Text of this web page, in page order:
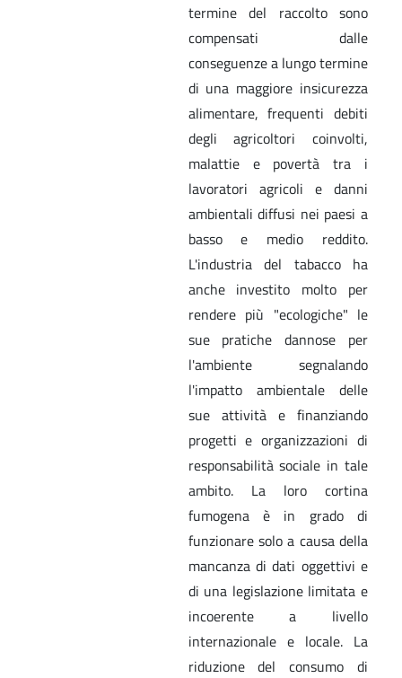
termine del raccolto sono
compensati dalle
conseguenze a lungo termine
di una maggiore insicurezza
alimentare, frequenti debiti
degli agricoltori coinvolti,
malattie e povertà tra i
lavoratori agricoli e danni
ambientali diffusi nei paesi a
basso e medio reddito.
L'industria del tabacco ha
anche investito molto per
rendere più "ecologiche" le
sue pratiche dannose per
l'ambiente segnalando
l'impatto ambientale delle
sue attività e finanziando
progetti e organizzazioni di
responsabilità sociale in tale
ambito. La loro cortina
fumogena è in grado di
funzionare solo a causa della
mancanza di dati oggettivi e
di una legislazione limitata e
incoerente a livello
internazionale e locale. La
riduzione del consumo di